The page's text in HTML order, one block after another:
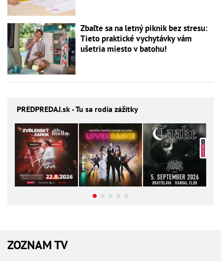
Zbaľte sa na letný piknik bez stresu:
Tieto praktické vychytávky vám
ušetria miesto v batohu!
PREDPREDAJ.sk - Tu sa rodia zážitky
ZOZNAM TV